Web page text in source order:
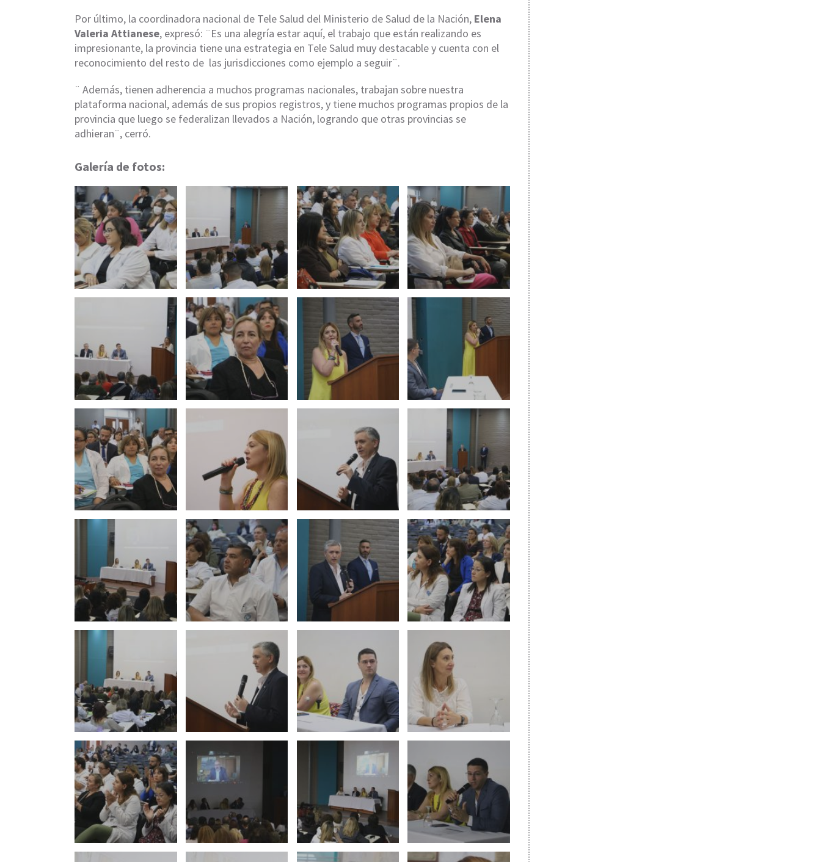
Por último, la coordinadora nacional de Tele Salud del Ministerio de Salud de la Nación, Elena
Valeria Attianese, expresó: ¨Es una alegría estar aquí, el trabajo que están realizando es
impresionante, la provincia tiene una estrategia en Tele Salud muy destacable y cuenta con el
reconocimiento del resto de las jurisdicciones como ejemplo a seguir¨.
¨ Además, tienen adherencia a muchos programas nacionales, trabajan sobre nuestra
plataforma nacional, además de sus propios registros, y tiene muchos programas propios de la
provincia que luego se federalizan llevados a Nación, logrando que otras provincias se
adhieran¨, cerró.
Galería de fotos: